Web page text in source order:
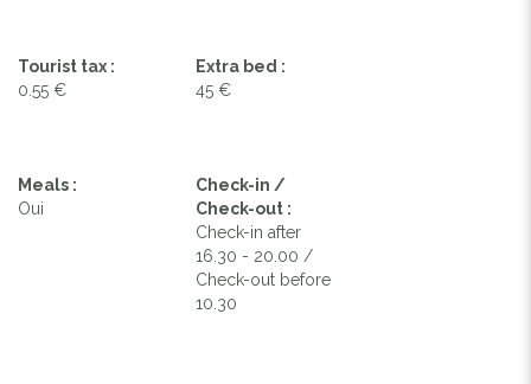
Tourist tax :
0.55 €
Extra bed :
45 €
Meals :
Oui
Check-in /
Check-out :
Check-in after
16.30 - 20.00 /
Check-out before
10.30